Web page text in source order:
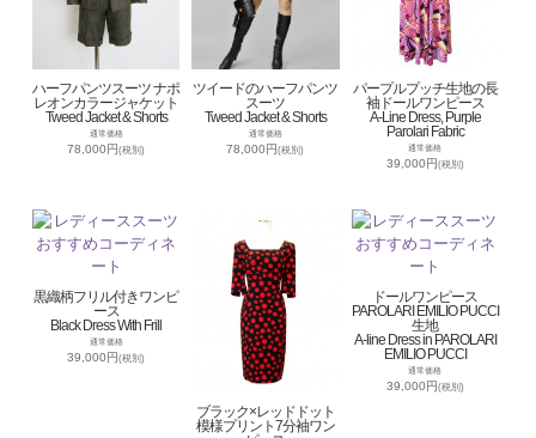
ハーフパンツスーツ ナポ
レオンカラージャケット
Tweed Jacket & Shorts
通常価格
78,000円(税別)
ツイードのハーフパンツ
スーツ
Tweed Jacket & Shorts
通常価格
78,000円(税別)
パープルプッチ生地の長
袖ドールワンピース
A-Line Dress, Purple
Parolari Fabric
通常価格
39,000円(税別)
黒織柄フリル付きワンピ
ース
Black Dress With Frill
通常価格
39,000円(税別)
ブラック×レッドドット
模様プリント7分袖ワン
ドールワンピース
PAROLARI EMILIO PUCCI
生地
A-line Dress in PAROLARI
EMILIO PUCCI
通常価格
39,000円(税別)